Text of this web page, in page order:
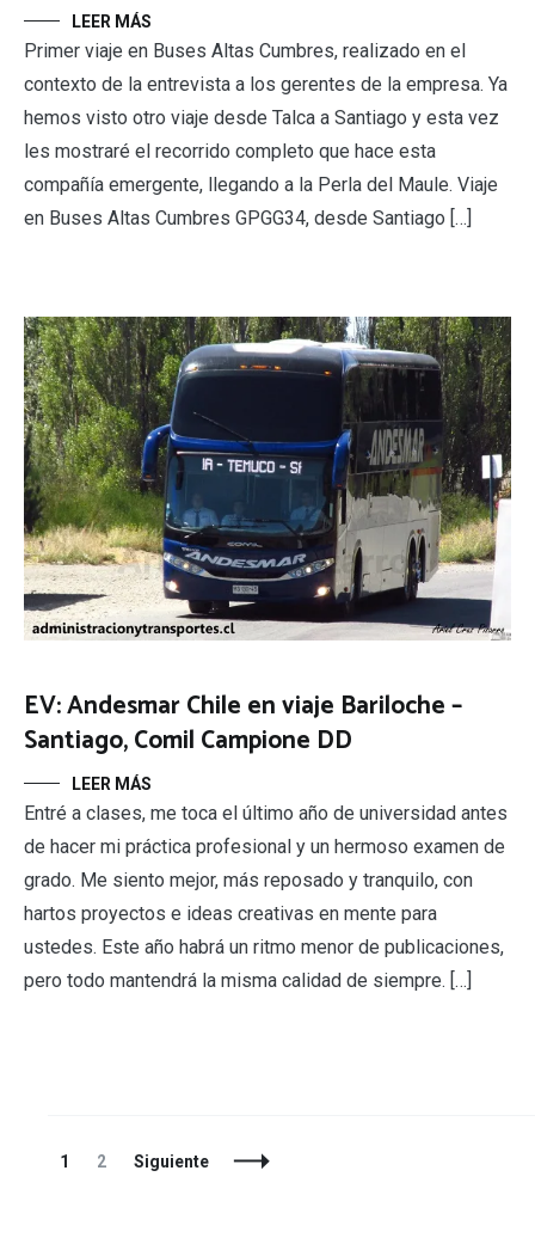
LEER MÁS
Primer viaje en Buses Altas Cumbres, realizado en el
contexto de la entrevista a los gerentes de la empresa. Ya
hemos visto otro viaje desde Talca a Santiago y esta vez
les mostraré el recorrido completo que hace esta
compañía emergente, llegando a la Perla del Maule. Viaje
en Buses Altas Cumbres GPGG34, desde Santiago […]
EV: Andesmar Chile en viaje Bariloche –
Santiago, Comil Campione DD
LEER MÁS
Entré a clases, me toca el último año de universidad antes
de hacer mi práctica profesional y un hermoso examen de
grado. Me siento mejor, más reposado y tranquilo, con
hartos proyectos e ideas creativas en mente para
ustedes. Este año habrá un ritmo menor de publicaciones,
pero todo mantendrá la misma calidad de siempre. […]
Navegación
Página
1 Página
2 Siguiente